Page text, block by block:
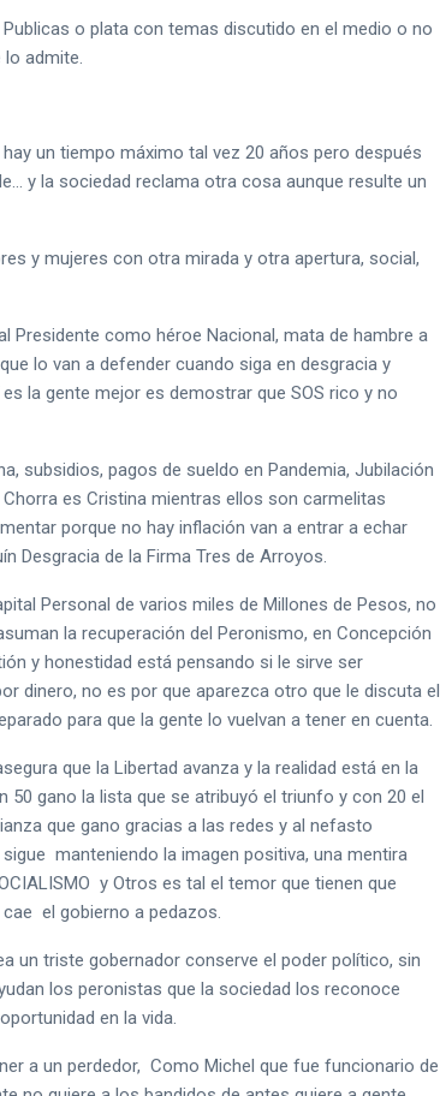
o plata con temas discutido en el medio o no
lo admite.
un tiempo máximo tal vez 20 años pero después
y la sociedad reclama otra cosa aunque resulte un
y mujeres con otra mirada y otra apertura, social,
Presidente como héroe Nacional, mata de hambre a
lo van a defender cuando siga en desgracia y
la gente mejor es demostrar que SOS rico y no
subsidios, pagos de sueldo en Pandemia, Jubilación
es Cristina mientras ellos son carmelitas
porque no hay inflación van a entrar a echar
Desgracia de la Firma Tres de Arroyos.
Personal de varios miles de Millones de Pesos, no
la recuperación del Peronismo, en Concepción
y honestidad está pensando si le sirve ser
dinero, no es por que aparezca otro que le discuta el
para que la gente lo vuelvan a tener en cuenta.
que la Libertad avanza y la realidad está en la
gano la lista que se atribuyó el triunfo y con 20 el
que gano gracias a las redes y al nefasto
manteniendo la imagen positiva, una mentira
y Otros es tal el temor que tienen que
el gobierno a pedazos.
un triste gobernador conserve el poder político, sin
los peronistas que la sociedad los reconoce
en la vida.
a un perdedor, Como Michel que fue funcionario de